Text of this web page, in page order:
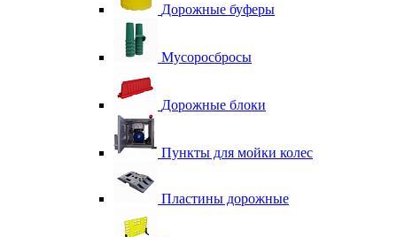
Дорожные буферы
Мусоросбросы
Дорожные блоки
Пункты для мойки колес
Пластины дорожные